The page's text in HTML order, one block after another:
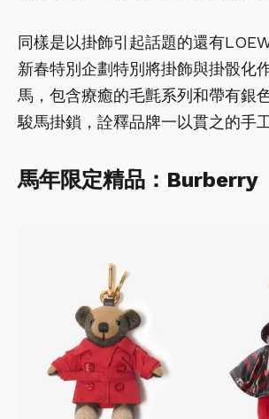
同樣是以掛飾引起話題的還有
新春特別企劃特別將掛飾與掛骰化
馬，包含療癒的毛氈系列和帶有銀
駿馬掛鎖，詮釋品牌一以貫之的手
馬年限定精品：Burberry